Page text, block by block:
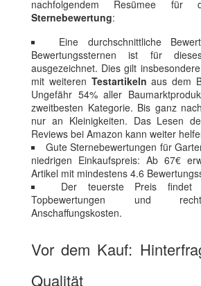
nachfolgendem Resümee für
Sternebewertung:
Eine durchschnittliche
Bewertungssternen ist für
ausgezeichnet. Dies gilt
mit weiteren Testartikeln aus dem
Ungefähr 54% aller
zweitbesten Kategorie. Bis ganz
nur an Kleinigkeiten. Das Lesen
Reviews bei Amazon kann weiter
Gute Sternebewertungen für
niedrigen Einkaufspreis: Ab 67€
Artikel mit mindestens 4.6
Der teuerste Preis
Topbewertungen und
Anschaffungskosten.
Vor dem Kauf:
Qualität